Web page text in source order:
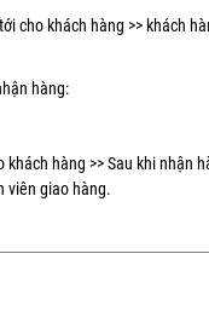
cho khách hàng >> khách
hàng:
hàng >> Sau khi nhận
viên giao hàng.